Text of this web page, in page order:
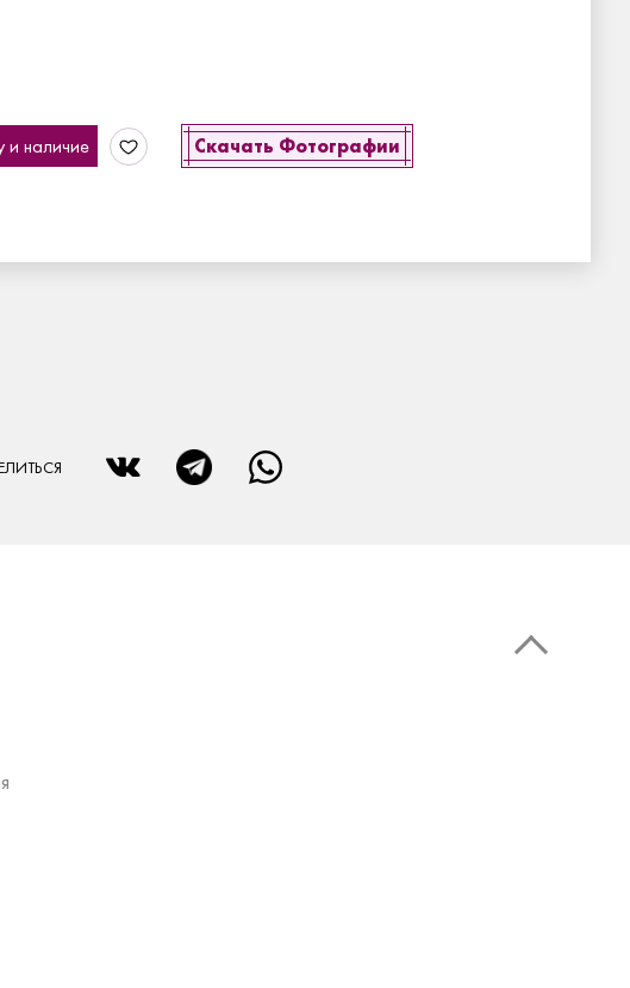
и наличие Скачать Фотографии